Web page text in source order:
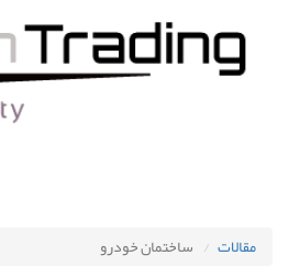
مقالات ساختمان خودرو